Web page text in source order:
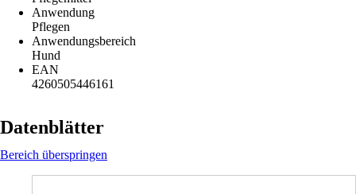
Anwendung
Pflegen
Anwendungsbereich
Hund
EAN
4260505446161
Datenblätter
Bereich überspringen